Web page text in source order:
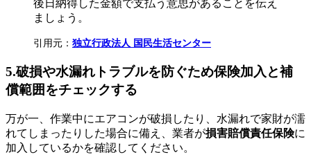
後日納得した金額で支払う意思があることを伝え
ましょう。
引用元： 独立行政法人 国民生活センター
5.破損や水漏れトラブルを防ぐため保険加入と補
償範囲をチェックする
万が一、作業中にエアコンが破損したり、水漏れで家財が濡
れてしまったりした場合に備え、業者が損害賠償責任保険に
加入しているかを確認してください。